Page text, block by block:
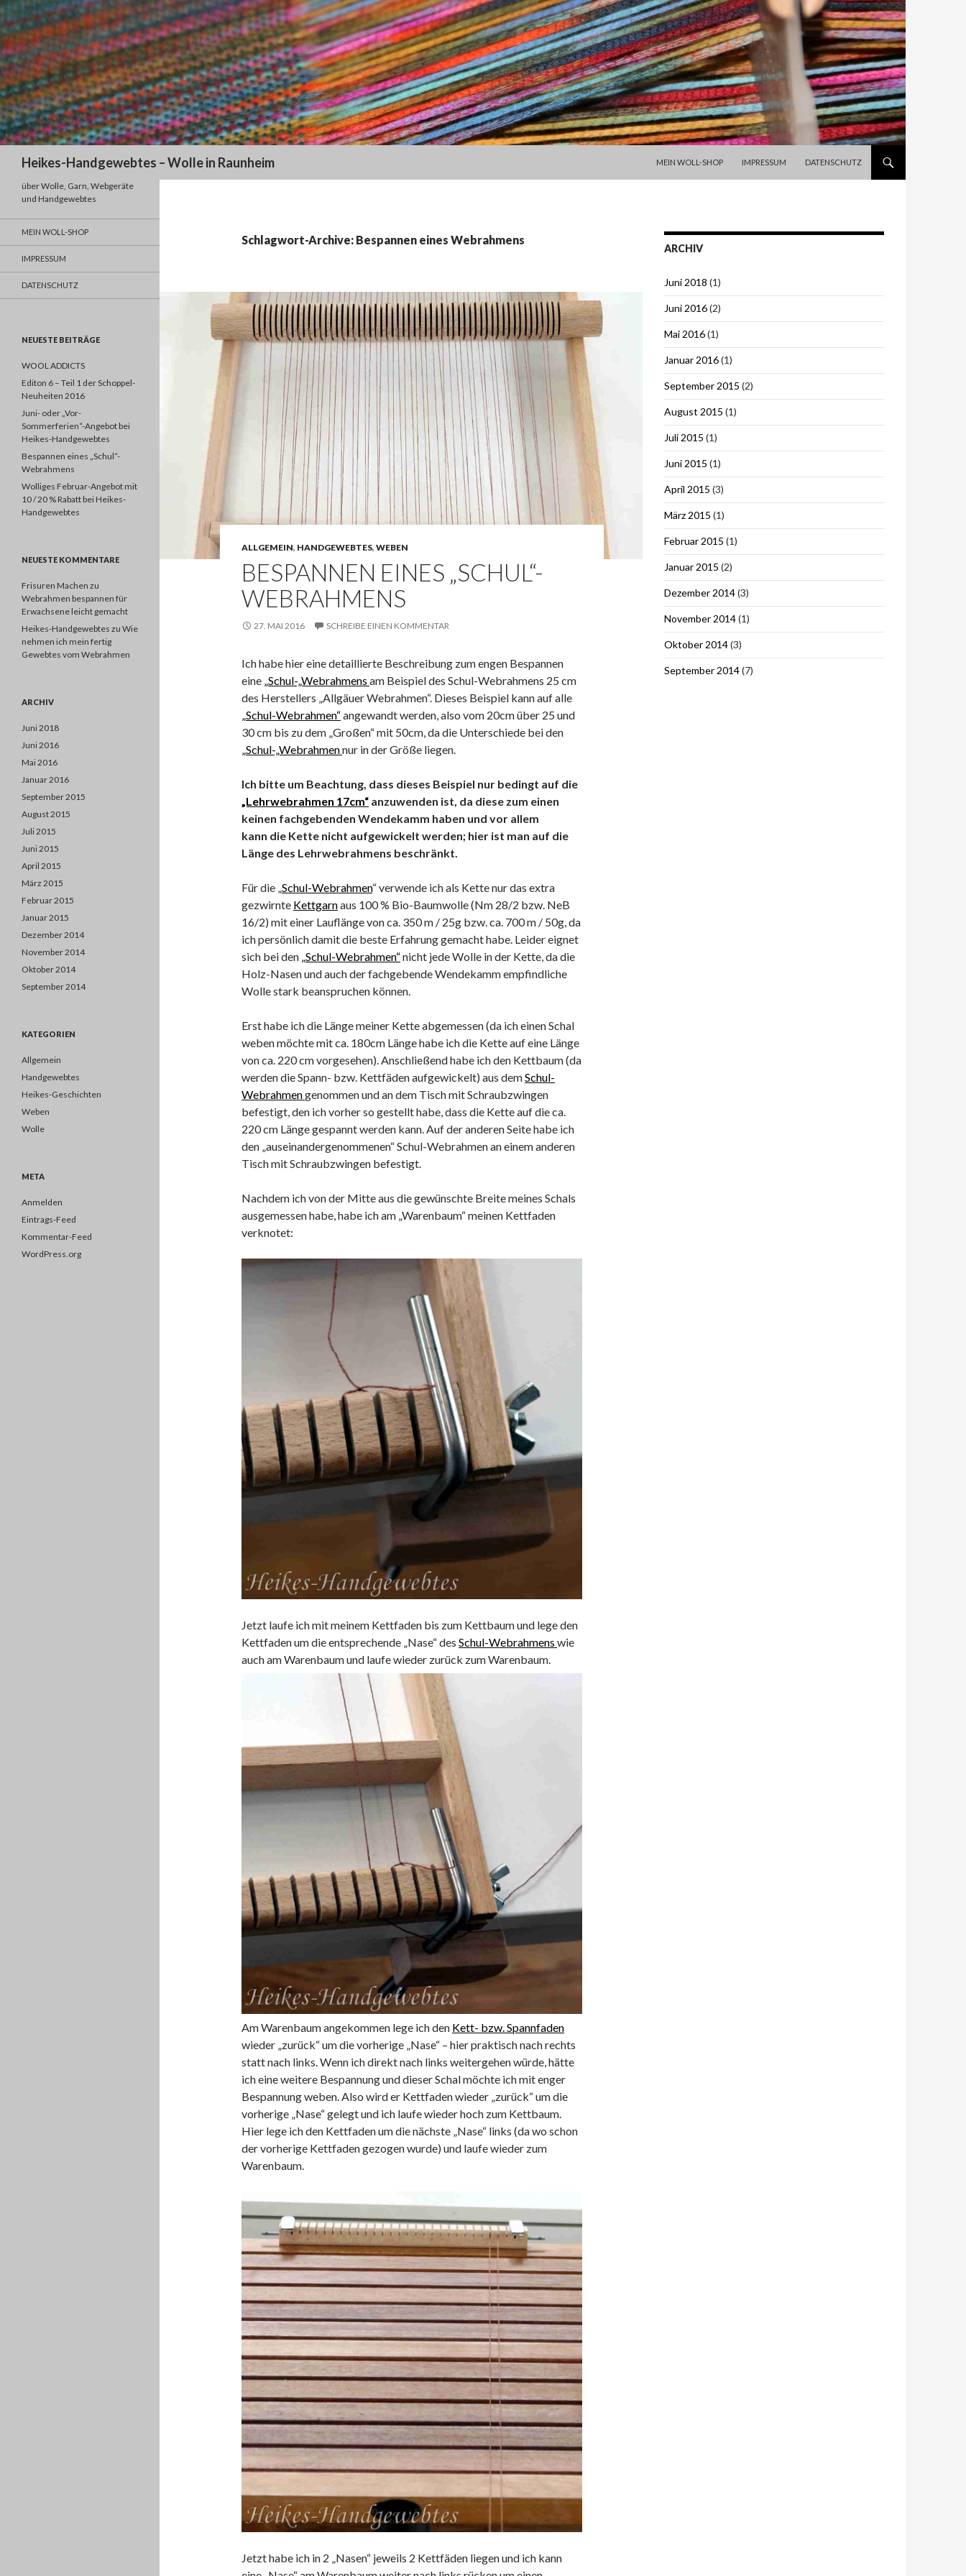
Heikes-Handgewebtes – Wolle in Raunheim
MEIN WOLL-SHOP
IMPRESSUM DATENSCHUTZ
Schlagwort-Archive: Bespannen eines Webrahmens
ALLGEMEIN, HANDGEWEBTES, WEBEN
BESPANNEN EINES „SCHUL“-
WEBRAHMENS
27. MAI 2016 SCHREIBE EINEN KOMMENTAR
Ich habe hier eine detaillierte Beschreibung zum engen Bespannen
eine „Schul-„Webrahmens am Beispiel des Schul-Webrahmens 25 cm
des Herstellers „Allgäuer Webrahmen“. Dieses Beispiel kann auf alle
„Schul-Webrahmen“angewandt werden, also vom 20cm über 25 und
30 cm bis zu dem „Großen“ mit 50cm, da die Unterschiede bei den
„Schul-„Webrahmennur in der Größe liegen.
Ich bitte um Beachtung, dass dieses Beispiel nur bedingt auf die
„Lehrwebrahmen 17cm“ anzuwenden ist, da diese zum einen
keinen fachgebenden Wendekamm haben und vor allem
kann die Kette nicht aufgewickelt werden; hier ist man auf die
Länge des Lehrwebrahmens beschränkt.
Für die „Schul-Webrahmen“ verwende ich als Kette nur das extra
gezwirnte Kettgarnaus 100 % Bio-Baumwolle (Nm 28/2 bzw. NeB
16/2) mit einer Lauflänge von ca. 350 m / 25g bzw. ca. 700 m / 50g, da
ich persönlich damit die beste Erfahrung gemacht habe. Leider eignet
sich bei den „Schul-Webrahmen“nicht jede Wolle in der Kette, da die
Holz-Nasen und auch der fachgebende Wendekamm empfindliche
Wolle stark beanspruchen können.
Erst habe ich die Länge meiner Kette abgemessen (da ich einen Schal
weben möchte mit ca. 180cm Länge habe ich die Kette auf eine Länge
von ca. 220 cm vorgesehen). Anschließend habe ich den Kettbaum (da
werden die Spann- bzw. Kettfäden aufgewickelt) aus demSchul-
Webrahmengenommen und an dem Tisch mit Schraubzwingen
befestigt, den ich vorher so gestellt habe, dass die Kette auf die ca.
220 cm Länge gespannt werden kann. Auf der anderen Seite habe ich
den „auseinandergenommenen“ Schul-Webrahmen an einem anderen
Tisch mit Schraubzwingen befestigt.
Nachdem ich von der Mitte aus die gewünschte Breite meines Schals
ausgemessen habe, habe ich am „Warenbaum“ meinen Kettfaden
verknotet:
Jetzt laufe ich mit meinem Kettfaden bis zum Kettbaum und lege den
Kettfaden um die entsprechende „Nase“ des Schul-Webrahmens wie
auch am Warenbaum und laufe wieder zurück zum Warenbaum.
Am Warenbaum angekommen lege ich den Kett- bzw. Spannfaden
wieder „zurück“ um die vorherige „Nase“ – hier praktisch nach rechts
statt nach links. Wenn ich direkt nach links weitergehen würde, hätte
ich eine weitere Bespannung und dieser Schal möchte ich mit enger
Bespannung weben. Also wird er Kettfaden wieder „zurück“ um die
vorherige „Nase“ gelegt und ich laufe wieder hoch zum Kettbaum.
Hier lege ich den Kettfaden um die nächste „Nase“ links (da wo schon
der vorherige Kettfaden gezogen wurde) und laufe wieder zum
Warenbaum.
Jetzt habe ich in 2 „Nasen“ jeweils 2 Kettfäden liegen und ich kann
ARCHIV
Juni 2018 (1)
Juni 2016(2)
Mai 2016(1)
Januar 2016(1)
September 2015 (2)
August 2015 (1)
Juli 2015 (1)
Juni 2015 (1)
April 2015 (3)
März 2015 (1)
Februar 2015 (1)
Januar 2015 (2)
Dezember 2014(3)
November 2014(1)
Oktober 2014(3)
September 2014(7)
über Wolle, Garn, Webgeräte
und Handgewebtes
MEIN WOLL-SHOP
IMPRESSUM
DATENSCHUTZ
NEUESTE BEITRÄGE
WOOL ADDICTS
Editon 6 – Teil 1 der Schoppel-
Neuheiten 2016
Juni- oder „Vor-
Sommerferien“-Angebot bei
Heikes-Handgewebtes
Bespannen eines „Schul“-
Webrahmens
Wolliges Februar-Angebot mit
10 / 20 % Rabatt bei Heikes-
Handgewebtes
NEUESTE KOMMENTARE
Frisuren Machen zu
Webrahmen bespannen für
Erwachsene leicht gemacht
Heikes-Handgewebtes zu Wie
nehmen ich mein fertig
Gewebtes vom Webrahmen
ARCHIV
Juni 2018
Juni 2016
Mai 2016
Januar 2016
September 2015
August 2015
Juli 2015
Juni 2015
April 2015
März 2015
Februar 2015
Januar 2015
Dezember 2014
November 2014
Oktober 2014
September 2014
KATEGORIEN
Allgemein
Handgewebtes
Heikes-Geschichten
Weben
Wolle
META
Anmelden
Eintrags-Feed
Kommentar-Feed
WordPress.org